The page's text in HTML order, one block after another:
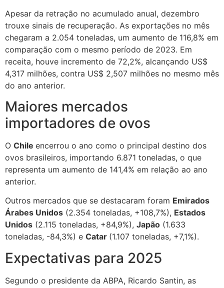
Apesar da retração no acumulado anual, dezembro
trouxe sinais de recuperação. As exportações no mês
chegaram a 2.054 toneladas, um aumento de 116,8% em
comparação com o mesmo período de 2023. Em
receita, houve incremento de 72,2%, alcançando US$
4,317 milhões, contra US$ 2,507 milhões no mesmo mês
do ano anterior.
Maiores mercados
importadores de ovos
O Chile encerrou o ano como o principal destino dos
ovos brasileiros, importando 6.871 toneladas, o que
representa um aumento de 141,4% em relação ao ano
anterior.
Outros mercados que se destacaram foram Emirados
Árabes Unidos (2.354 toneladas, +108,7%), Estados
Unidos (2.115 toneladas, +84,9%), Japão (1.633
toneladas, -84,3%) e Catar (1.107 toneladas, +7,1%).
Expectativas para 2025
Segundo o presidente da ABPA, Ricardo Santin, as